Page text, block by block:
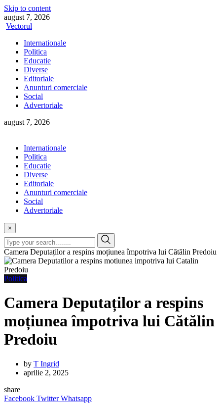
Skip to content
august 7, 2026
Vectorul
Internationale
Politica
Educatie
Diverse
Editoriale
Anunturi comerciale
Social
Advertoriale
august 7, 2026
Internationale
Politica
Educatie
Diverse
Editoriale
Anunturi comerciale
Social
Advertoriale
×
Camera Deputaților a respins moțiunea împotriva lui Cătălin Predoiu
Politica
Camera Deputaților a respins
moțiunea împotriva lui Cătălin
Predoiu
by T Ingrid
aprilie 2, 2025
share
Facebook Twitter Whatsapp